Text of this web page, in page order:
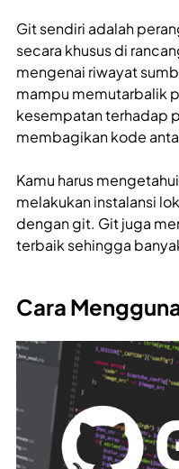
Git sendiri adalah
secara khusus di
mengenai riwayat
mampu memutarbalik
kesempatan terhadap
membagikan kode
Kamu harus
melakukan instalansi
dengan git. Git juga
terbaik sehingga
Cara